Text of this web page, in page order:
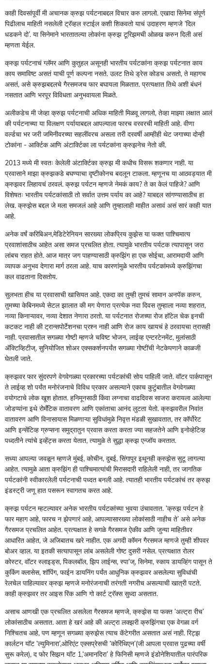
काही दिवसांपूर्वी मी अचानक क्रुझ पर्यटनाबद्दल विचार करु लागलो. एखादा सिनेमा संपूर्ण
पिढीलाच माहिती नसलेली ट्रॅव्हल स्टाईल कशी शिकवतो याचं उदाहरण म्हणजे ‌‘दिल
धडकने दो‌’. या सिनेमाने भारतातल्या लोकांना क्रुझ टूरिझमची ओळख करुन दिली असं
म्हणता येईल.
क्रुझ पर्यटनाचं ग्लॅमर आणि कुतुहल असूनही भारतीय पर्यटकांना क्रुझ पर्यटनात काय
काय समाविष्ट असतं याची पूर्ण कल्पना नसते. उलट तिथे ड्रेस कोडच असतो, ते महागच
असतं, असे क्रुझबद्दलचे गैरसमजच फार बघायला मिळतात. प्रत्यक्षात तिथे अशी बंधनं
नसतात आणि भरपूर विविधता अनुभवायला मिळते.
अलीकडेच मी जेव्हा क्रुझ पर्यटनाची अधिक माहिती मिळवू लागलो, तेव्हा माझ्या लक्षात आलं
की पर्यटनाच्या या विलक्षण पर्यायाबद्दल आपल्याला फारच वरवरची माहिती आहे. वीणा
वर्ल्डचा भर जरी जमिनीवरच्या सहलींवरच असला तरी दरवर्षी आम्हीही थेट जगाच्या दोन्ही
टोकांना - आर्क्टिक आणि अंटार्क्टिका ला पर्यटकांना क्रुझनेच नेतो की.
2013 मध्ये मी स्वतः केलेली अंटार्क्टिका क्रुझ मी कधीच विसरू शकणार नाही. या
प्रवासाने माझा क्रुझकडे बघण्याचा दृष्टीकोनच बदलून टाकला. म्हणूनच या आठवड्यात मी
क्रुझवर लिहायचं ठरवलं. क्रुझ पर्यटन म्हणजे नेमकं काय? ते का केलं पाहिजे? आणि
विशेषतः भारतीय पर्यटकांसाठी तो सर्वात उत्तम पर्याय का आहे? याबद्दल सांगण्यासाठीच हा
लेख. क्रुझेस बद्दल जे मला समजलं आहे आणि तुम्हालाही माहीत असावं असं सारं काही यात
आहे.
अनेक वर्षं करिबिअन,मेडिटेरेनियन सारख्या लोकप्रिय कुझेस या फक्त पाश्चिमात्य
प्रवाशांसाठीच आहेत असा समज प्रचलित होता. त्यामुळे भारतीय पर्यटक त्यापासून जरा
लांबच राहत होते. आज मात्र जग पाहण्यासाठी क्रुझिंग हा एक सोईचा, आरामदायी आणि
व्यापक अनुभव देणारा मार्ग ठरला आहे. याच कारणांमुळे भारतीय पर्यटकांमध्ये क्रुझिंगचा
कल वाढताना दिसतोय.
सुलभता हीच या प्रवासाची खासियत आहे. एकदा का तुम्ही तुमचं सामान अनपॅक करुन,
तुमच्या केबिनमध्ये सेटल झालात की मग येणारा प्रत्येक नवा दिवस तुम्हाला नव्या शहरात,
नव्या किनाऱ्यावर, नव्या देशात नेणारा ठरतो. या पर्यटनात रोजच्या रोज हॉटेल चेक इनची
कटकट नाही की ट्रान्सपोर्टेशनचा प्रश्न नाही आणि रोज काय खायचं हे ठरवायचा त्रासही
नाही. प्रवासातील सगळ्या गोष्टी म्हणजे चविष्ट भोजन, लाईव्ह एन्टरटेनमेंट, मुलांसाठी
ॲक्टिव्हिटीज्‌‍, सुनियोजित शोअर एक्सकर्शनपर्यंत सगळ्या गोष्टींची नेटकेपणाने काळजी
घेतली जाते.
क्रुझवर फार सुंदरपणे वेगवेगळ्या प्रकारच्या पर्यटकांची सोय पाहिली जाते. वॉटर पार्कपासून
ते लाईव्ह शो पर्यंत मनोरंजनाचे विविध प्रकार असल्याने एकाच कुटुंबातील वेगवेगळ्या
वयोगटाचे लोक खूश होतात. हनिमूनसाठी किंवा लग्नाचा वाढदिवस साजरा करायला आलेल्या
जोडप्यांना इथे रोमँटिक वातावरण आणि एकांताचा आनंद लुटता येतो. क्रुझवरील निवांत
वातावरण आणि विनासायास मिळणाऱ्या सुविधांमुळे निवृत्त मंडळी सुखावतात, तर कॉर्पोरेट
आणि इन्सेंटिव्ह ग्रुप्सना समुद्रातुन प्रवास करता करता ज्या सहजतेने आणि इनोव्हेटिव्ह
पध्दतीने त्यांचे इव्हेंट्स करता येतात, त्यामुळे ते सुद्धा क्रुझ एन्जॉय करतात.
सध्या आपल्या जवळून म्हणजे मुंबई, कोचीन, दुबई, सिंगापूर इथूनही क्रुझेस सुटू लागल्या
आहेत. त्यामुळे आता क्रुझिंग ही पाश्चिमात्यांची मिरासदारी राहिलेली नाही, तर जागतिक
पर्यटकांनी स्वीकारलेली पर्यटनाची पध्दत बनली आहे. त्यातही भारतीय पर्यटकांचं तर क्रुझ
इंडस्ट्री जणू हात पसरून स्वागतच करत आहे.
क्रुझ पर्यटन म्हटल्यावर अनेक भारतीय पर्यटकांच्या भुवया उंचावतात. ‌‘क्रुझ पर्यटन हे
फार महाग आहे, फारच न झेपणारं आहे, आपल्यासारख्या लोकांसाठी नाहीच ते‌’ असे अनेक
गैरसमज प्रचलित आहेत. प्रत्यक्षात हे सगळे गैरसमज ऐकीव आणि जुन्या माहितीवर
आधारित आहेत, जे अजिबातच खरे नाहीत. एक अगदी कॉमन गैरसमज म्हणजे तुम्ही शीपवर
बोअर व्हाल. या इतकी सत्यापासून लांब असलेली गोष्ट दुसरी नसेल. प्रत्यक्षात रोलर
कोस्टर, वॉटर स्लाइड्‌‍स, पिकलबॉल, झिप लाईन्स, स्पा‌’ज्‌‍, सिनेमा, स्काय डायव्हिंग पासून ते
कुकिंग क्लासेस, शॉपिंग, फाईन डायनिंग पर्यंत आधुनिक क्रुझवर असलेल्या सुविधांची
रेलचेल पाहिल्यावर क्रुझ म्हणजे मनोरंजनाची तरंगती नगरीच असल्याची खात्री पटते.
काही क्रुझवर तर आइस रिंक आणि गो कार्ट ट्रॅक्स सुध्दा असतात.
असाच आणखी एक प्रचलित असलेला गैरसमज म्हणजे, क्रुझेस या फक्त ‌‘अल्ट्रा रीच‌’
लोकांसाठीच असतात. आता हे खरं आहे की अल्ट्रा लक्झरी क्रुझिंगचा एक वेगळा वर्ग
निश्चितच आहे, पण म्हणून सगळ्या क्रुझेस त्याच कॅटेगरीत असतात असं नाही. रिट्झ
कार्लटन यॉट ‌‘ल्युमिनारा‌’,ओरिएंट एक्सप्रेसची ‌‘कोरिंथिएन‌’(जी आपला प्रवास पुढच्या वर्षी
सुरू करेल), द फोर सिझन यॉट 1,‌‘अमानदिरा‌’ हे फिनिसी म्हणजे इंडोनेशियातील पारंपरिक